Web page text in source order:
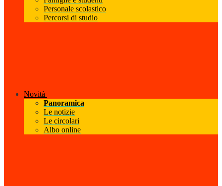
Personale scolastico
Percorsi di studio
Novità
Panoramica
Le notizie
Le circolari
Albo online